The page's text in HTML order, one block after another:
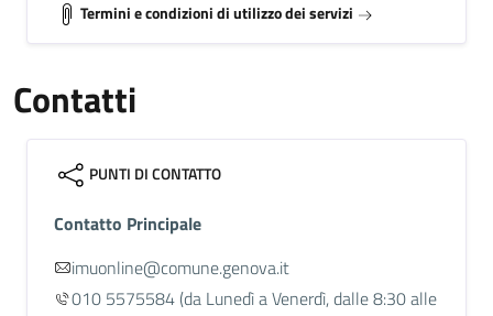
Termini e condizioni di utilizzo dei servizi
Contatti
PUNTI DI CONTATTO
Contatto Principale
imuonline@comune.genova.it
010 5575584 (da Lunedì a Venerdì, dalle 8:30 alle